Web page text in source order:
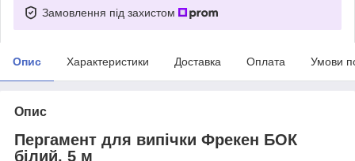
Замовлення під захистом
Опис Характеристики Доставка Оплата Умови
Опис
Пергамент для випічки Фрекен БОК
білий, 5 м